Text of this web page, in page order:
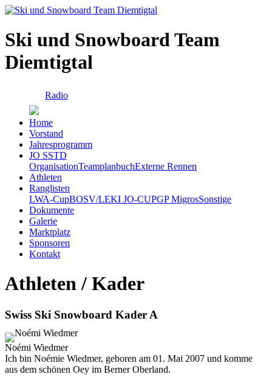
Ski und Snowboard Team
Diemtigtal
Radio
Home
Vorstand
Jahresprogramm
JO SSTD
OrganisationTeamplanbuchExterne Rennen
Athleten
Ranglisten
LWA-CupBOSV/LEKI JO-CUPGP MigrosSonstige
Dokumente
Galerie
Marktplatz
Sponsoren
Kontakt
Athleten / Kader
Swiss Ski Snowboard Kader A
Noémi Wiedmer
Ich bin Noémie Wiedmer, geboren am 01. Mai 2007 und komme
aus dem schönen Oey im Berner Oberland.